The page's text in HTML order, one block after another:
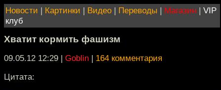
Новости | Картинки | Видео | Переводы | Магазин | VIP
клуб
Хватит кормить фашизм
09.05.12 12:29 | Goblin | 164 комментария
Цитата: